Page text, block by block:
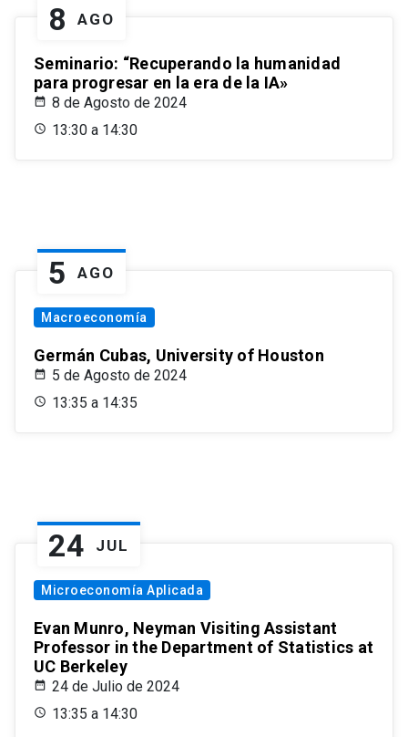
8 AGO
Seminario: “Recuperando la humanidad
para progresar en la era de la IA»
8 de Agosto de 2024
13:30 a 14:30
5 AGO
Macroeconomía
Germán Cubas, University of Houston
5 de Agosto de 2024
13:35 a 14:35
24 JUL
Microeconomía Aplicada
Evan Munro, Neyman Visiting Assistant
Professor in the Department of Statistics at
UC Berkeley
24 de Julio de 2024
13:35 a 14:30